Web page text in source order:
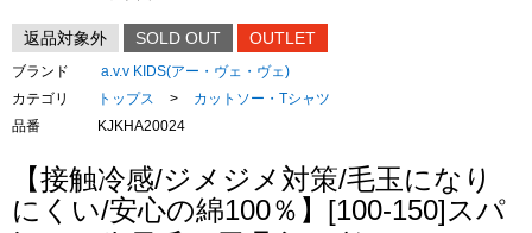
返品対象外 SOLD OUT OUTLET
ブランド
a.v.v KIDS(アー・ヴェ・ヴェ)
カテゴリ
トップス >
カットソー・Tシャツ
品番
KJKHA20024
【接触冷感/ジメジメ対策/毛玉になり
にくい/安心の綿100％】[100-150]スパ